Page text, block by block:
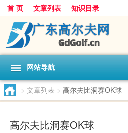
首 页 文章列表 知识目录
网站导航
> 文章列表 > 高尔夫比洞赛OK球
高尔夫比洞赛OK球